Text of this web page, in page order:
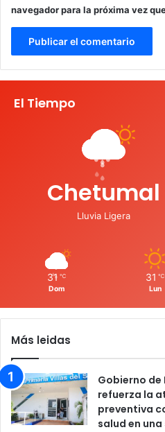
navegador para la próxima vez
El Tiempo
Chetumal
Lluvia Ligera
31 ℃
Dom
31 ℃
Lun
Más leidas
Gobierno
refuerza la
preventiva
salud en